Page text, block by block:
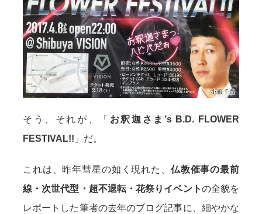
そう、それが、「 お釈迦さま’s B.D. FLOWER
FESTIVAL!! 」だ。
これは、昨年彗星の如く現れた、 仏教催事の最前
線・次世代型・超不退転・花祭りイベントの全貌を
レポートした筆者の去年のブログ記事に、細やかな